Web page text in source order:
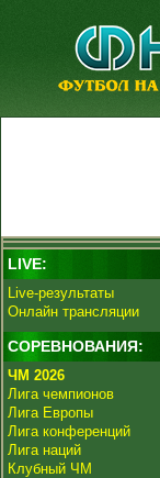
LIVE:
Live-результаты
Онлайн трансляции
СОРЕВНОВАНИЯ:
ЧМ 2026
Лига чемпионов
Лига Европы
Лига конференций
Лига наций
Клубный ЧМ